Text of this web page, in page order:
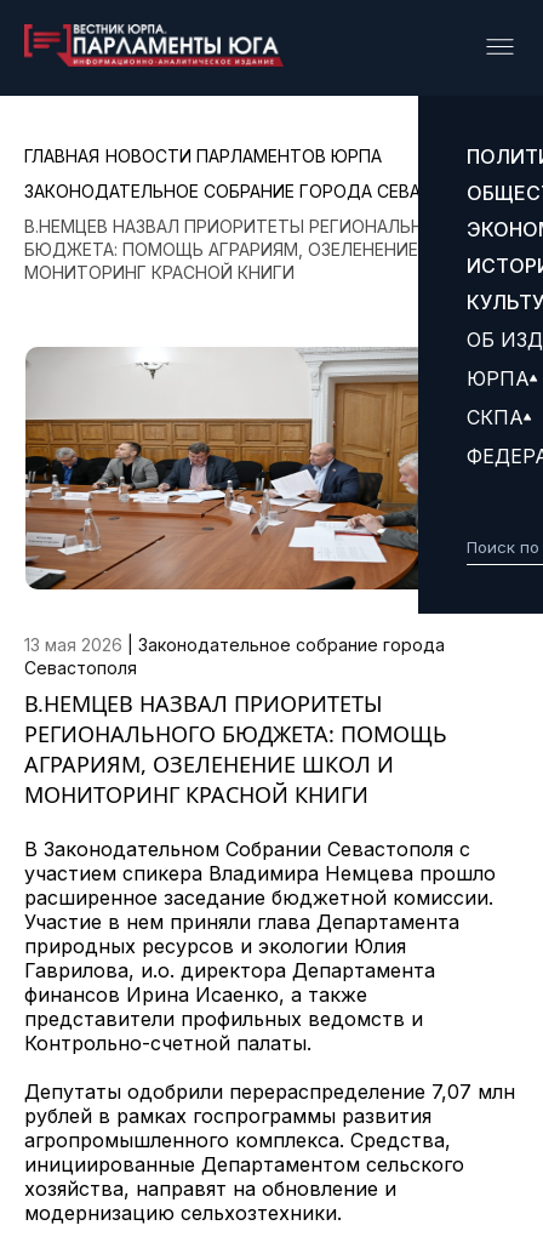
ОБ
ЮРПА
СКПА
ГЛАВНАЯ НОВОСТИ ПАРЛАМЕНТОВ ЮРПА
ЗАКОНОДАТЕЛЬНОЕ СОБРАНИЕ ГОРОДА СЕВАСТОПОЛЯ
В.НЕМЦЕВ НАЗВАЛ ПРИОРИТЕТЫ РЕГИОНАЛЬНОГО
БЮДЖЕТА: ПОМОЩЬ АГРАРИЯМ, ОЗЕЛЕНЕНИЕ ШКОЛ И
МОНИТОРИНГ КРАСНОЙ КНИГИ
13 мая 2026
Законодательное собрание города
Севастополя
В.НЕМЦЕВ НАЗВАЛ ПРИОРИТЕТЫ
РЕГИОНАЛЬНОГО БЮДЖЕТА: ПОМОЩЬ
АГРАРИЯМ, ОЗЕЛЕНЕНИЕ ШКОЛ И
МОНИТОРИНГ КРАСНОЙ КНИГИ
В Законодательном Собрании Севастополя с
участием спикера Владимира Немцева прошло
расширенное заседание бюджетной комиссии.
Участие в нем приняли глава Департамента
природных ресурсов и экологии Юлия
Гаврилова, и.о. директора Департамента
финансов Ирина Исаенко, а также
представители профильных ведомств и
Контрольно-счетной палаты.
Депутаты одобрили перераспределение 7,07 млн
рублей в рамках госпрограммы развития
агропромышленного комплекса. Средства,
инициированные Департаментом сельского
хозяйства, направят на обновление и
модернизацию сельхозтехники.